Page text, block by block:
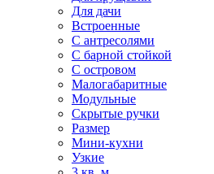
Для дачи
Встроенные
С антресолями
С барной стойкой
С островом
Малогабаритные
Модульные
Скрытые ручки
Размер
Мини-кухни
Узкие